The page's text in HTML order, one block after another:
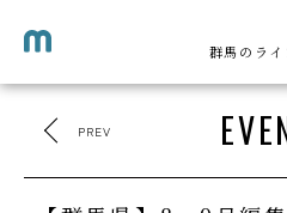
群馬のラ
PREV